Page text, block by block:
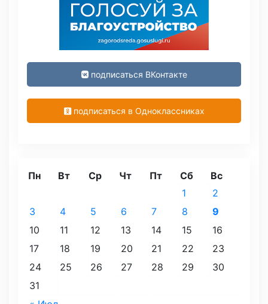
подписаться ВКонтакте
подписаться в Одноклассниках
Пн Вт Ср Чт Пт Сб Вс
1
2
3
4 5 6 7 8
9
10
11 12 13 14 15
16
17
18 19 20 21 22
23
24
25 26 27 28 29
30
31